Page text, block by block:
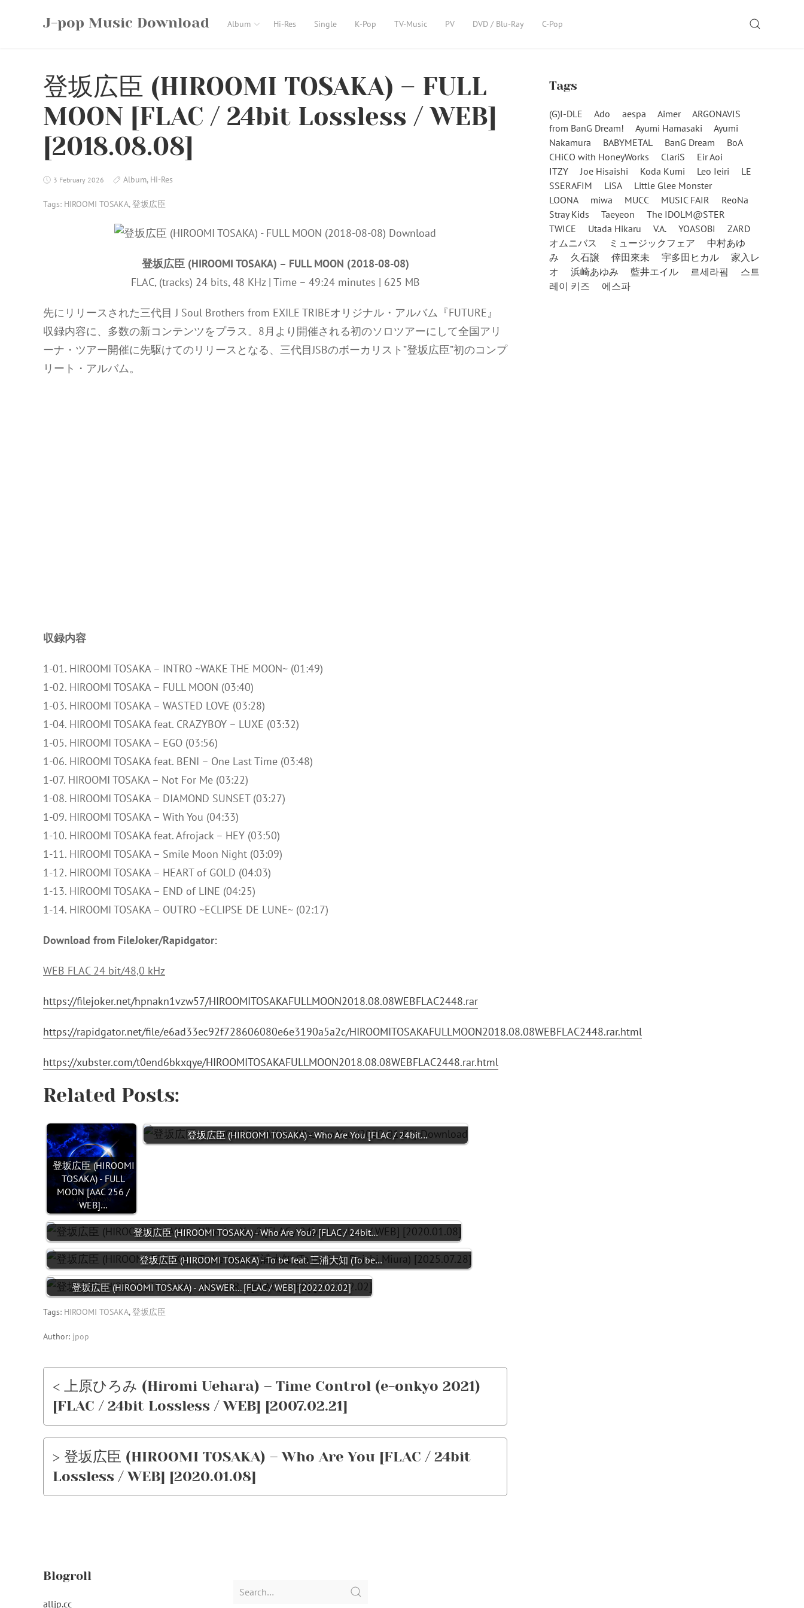
J-pop Music Download Album Hi-Res Single K-Pop TV-Music PV DVD / Blu-Ray C-Pop SEARCH
登坂広臣 (HIROOMI TOSAKA) – FULL
MOON [FLAC / 24bit Lossless / WEB]
[2018.08.08]
3 February 2026 Album, Hi-Res
Tags: HIROOMI TOSAKA,登坂広臣
登坂広臣 (HIROOMI TOSAKA) – FULL MOON (2018-08-08)
FLAC, (tracks) 24 bits, 48 KHz | Time – 49:24 minutes | 625 MB
先にリリースされた三代目 J Soul Brothers from EXILE TRIBEオリジナル・アルバム『FUTURE』
収録内容に、多数の新コンテンツをプラス。8月より開催される初のソロツアーにして全国アリ
ーナ・ツアー開催に先駆けてのリリースとなる、三代目JSBのボーカリスト”登坂広臣”初のコンプ
リート・アルバム。
収録内容
1-01. HIROOMI TOSAKA – INTRO ~WAKE THE MOON~ (01:49)
1-02. HIROOMI TOSAKA – FULL MOON (03:40)
1-03. HIROOMI TOSAKA – WASTED LOVE (03:28)
1-04. HIROOMI TOSAKA feat. CRAZYBOY – LUXE (03:32)
1-05. HIROOMI TOSAKA – EGO (03:56)
1-06. HIROOMI TOSAKA feat. BENI – One Last Time (03:48)
1-07. HIROOMI TOSAKA – Not For Me (03:22)
1-08. HIROOMI TOSAKA – DIAMOND SUNSET (03:27)
1-09. HIROOMI TOSAKA – With You (04:33)
1-10. HIROOMI TOSAKA feat. Afrojack – HEY (03:50)
1-11. HIROOMI TOSAKA – Smile Moon Night (03:09)
1-12. HIROOMI TOSAKA – HEART of GOLD (04:03)
1-13. HIROOMI TOSAKA – END of LINE (04:25)
1-14. HIROOMI TOSAKA – OUTRO ~ECLIPSE DE LUNE~ (02:17)
Download from FileJoker/Rapidgator:
WEB FLAC 24 bit/48,0 kHz
https://filejoker.net/hpnakn1vzw57/HIROOMITOSAKAFULLMOON2018.08.08WEBFLAC2448.rar
https://rapidgator.net/file/e6ad33ec92f728606080e6e3190a5a2c/HIROOMITOSAKAFULLMOON2018.08.08WEBFLAC2448.rar.html
https://xubster.com/t0end6bkxqye/HIROOMITOSAKAFULLMOON2018.08.08WEBFLAC2448.rar.html
Related Posts:
登坂広臣 (HIROOMI
TOSAKA) - FULL
MOON [AAC 256 /
WEB]…
登坂広臣 (HIROOMI TOSAKA) - Who Are You [FLAC / 24bit…
登坂広臣 (HIROOMI TOSAKA) - Who Are You? [FLAC / 24bit…
登坂広臣 (HIROOMI TOSAKA) - To be feat. 三浦大知 (To be…
登坂広臣 (HIROOMI TOSAKA) - ANSWER... [FLAC / WEB] [2022.02.02]
Tags: HIROOMI TOSAKA,登坂広臣
Author: jpop
< 上原ひろみ (Hiromi Uehara) – Time Control (e-onkyo 2021)
[FLAC / 24bit Lossless / WEB] [2007.02.21]
> 登坂広臣 (HIROOMI TOSAKA) – Who Are You [FLAC / 24bit
Lossless / WEB] [2020.01.08]
Tags
(G)I-DLE Ado aespa Aimer
ARGONAVIS
from BanG Dream!
Ayumi Hamasaki
Ayumi
Nakamura
BABYMETAL BanG Dream
BoA
CHiCO with HoneyWorks
ClariS
Eir Aoi
ITZY
Joe Hisaishi Koda Kumi Leo Ieiri
LE
SSERAFIM
LiSA
Little Glee Monster
LOONA
miwa MUCC MUSIC FAIR
ReoNa
Stray Kids
Taeyeon
The IDOLM@STER
TWICE
Utada Hikaru V.A. YOASOBI
ZARD
オムニバス
ミュージックフェア
中村あゆ
み
久石譲 倖田來未 宇多田ヒカル
家入レ
オ
浜崎あゆみ 藍井エイル 르세라핌
스트
레이 키즈
에스파
Blogroll
alljp.cc
Search